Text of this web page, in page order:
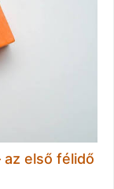
az első félidő